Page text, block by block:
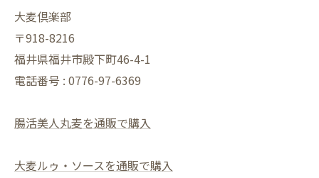
大麦倶楽部
〒918-8216
福井県福井市殿下町46-4-1
電話番号 : 0776-97-6369
腸活美人丸麦を通販で購入
大麦ルゥ・ソースを通販で購入